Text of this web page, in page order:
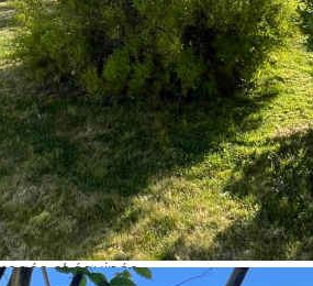
habitation principale ou un
, Chancelade allie la sérénité
offrant un cadre naturel
minutes des commerces, des
:
clos et arboré de plus de1 600
lumineux,
et équipée,